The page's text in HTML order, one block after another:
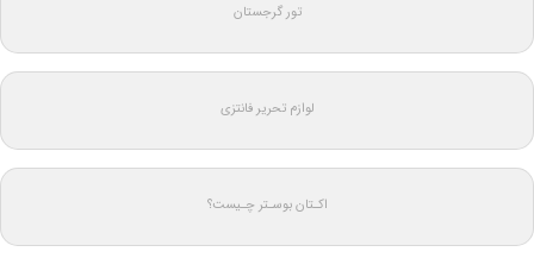
تور گرجستان
لوازم تحریر فانتزی
اکـتان بوسـتر چـیست؟